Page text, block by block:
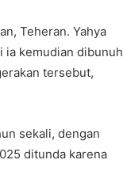
Teheran. Yahya
ia kemudian dibunuh
tersebut,
sekali, dengan
ditunda karena